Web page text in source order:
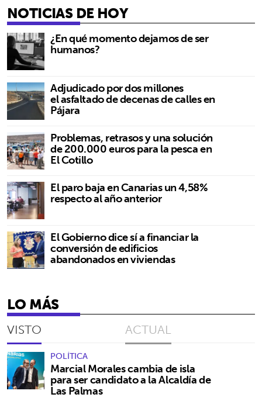
NOTICIAS DE HOY
¿En qué momento dejamos de ser
humanos?
Adjudicado por dos millones
el asfaltado de decenas de calles en
Pájara
Problemas, retrasos y una solución
de 200.000 euros para la pesca en
El Cotillo
El paro baja en Canarias un 4,58%
respecto al año anterior
El Gobierno dice sí a financiar la
conversión de edificios
abandonados en viviendas
LO MÁS
VISTO ACTUAL
POLÍTICA
Marcial Morales cambia de isla
para ser candidato a la Alcaldía de
Las Palmas